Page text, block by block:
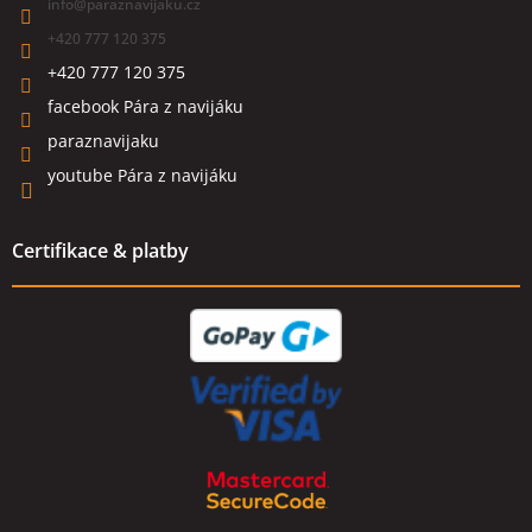
info@paraznavijaku.cz
+420 777 120 375
+420 777 120 375
facebook Pára z navijáku
paraznavijaku
youtube Pára z navijáku
Certifikace & platby